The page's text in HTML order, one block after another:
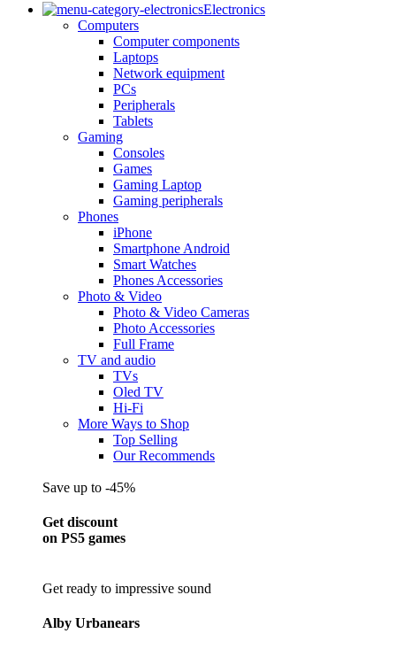
Electronics
Computers
Computer components
Laptops
Network equipment
PCs
Peripherals
Tablets
Gaming
Consoles
Games
Gaming Laptop
Gaming peripherals
Phones
iPhone
Smartphone Android
Smart Watches
Phones Accessories
Photo & Video
Photo & Video Cameras
Photo Accessories
Full Frame
TV and audio
TVs
Oled TV
Hi-Fi
More Ways to Shop
Top Selling
Our Recommends
Save up to -45%
Get discount
on PS5 games
Get ready to impressive sound
Alby Urbanears